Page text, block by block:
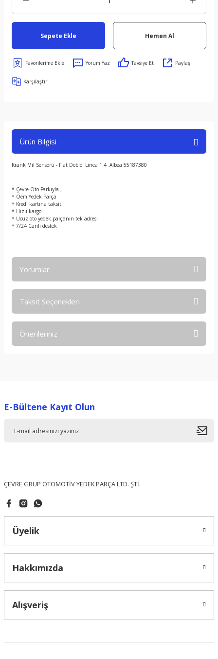
Sepete Ekle Hemen Al
Yorum Yaz Tavsiye Et Paylaş
Karşılaştır
Ürün Bilgisi
Krank Mil Sensörü - Fiat Doblo Linea 1.4 Albea 55187380
* Çevre Oto Farkıyla ;
* Oem Yedek Parça
* Kredi kartına taksit
* Hızlı kargo
* Ucuz oto yedek parçanın tek adresi
* 7/24 Canlı destek
Yorumlar
Taksit Seçenekleri
Önerileriniz
Ürün resmi kalitesiz, bozuk veya görüntülenemiyor.
E-Bültene Kayıt Olun
ÇEVRE GRUP OTOMOTİV YEDEK PARÇA LTD. ŞTİ.
Üyelik
Hakkımızda
Alışveriş